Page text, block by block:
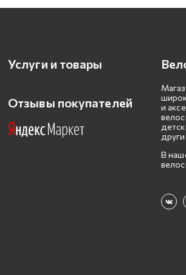
Услуги и товары
Отзывы покупателей
и
В